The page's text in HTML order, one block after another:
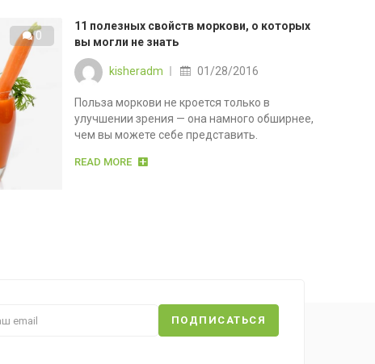
0
11 полезных свойств моркови, о которых
вы могли не знать
kisheradm
Posted
01/28/2016
Польза моркови не кроется только в
улучшении зрения — она намного обширнее,
чем вы можете себе представить.
READ MORE